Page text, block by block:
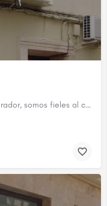
En Colour Mobile no somos fieles al operador, somos fieles al cliente